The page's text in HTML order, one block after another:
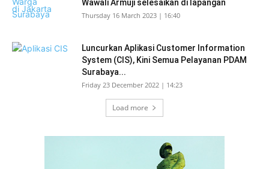
Wawali Armuji selesaikan di lapangan
Thursday 16 March 2023 | 16:40
Luncurkan Aplikasi Customer Information
System (CIS), Kini Semua Pelayanan PDAM
Surabaya...
Friday 23 December 2022 | 14:23
Load more